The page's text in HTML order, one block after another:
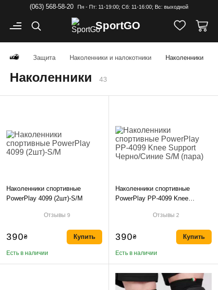
(063) 568-58-20 Пн - Пт: 11-19:00; Cб: 11-16:00; Вс: выходной
SportGO
Защита Наколенники и налокотники Наколенники
Наколенники 43
₴
OK
Наколенники спортивные
PowerPlay 4099 (2шт)-S/M
Отзывы9
390₴
Есть в наличии
Купить
Наколенники спортивные
PowerPlay PP-4099 Knee
Отзывы2
390₴
Есть в наличии
Купить